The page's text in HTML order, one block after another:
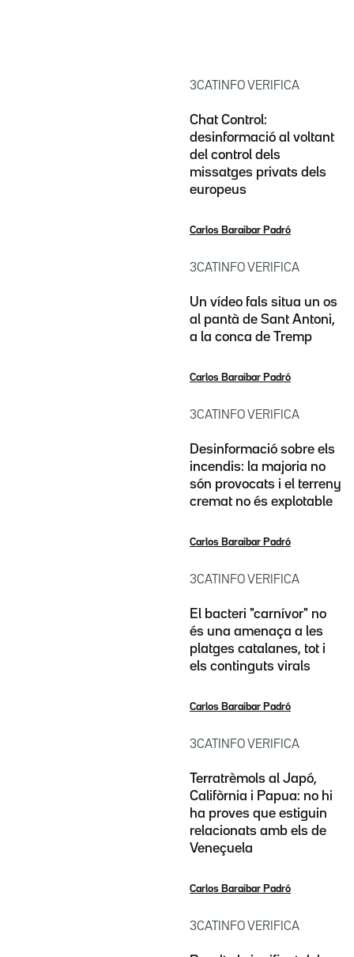
3CATINFO VERIFICA
Chat Control:
desinformació al voltant
del control dels
missatges privats dels
europeus
Carlos Baraibar Padró
3CATINFO VERIFICA
Un vídeo fals situa un os
al pantà de Sant Antoni,
a la conca de Tremp
Carlos Baraibar Padró
3CATINFO VERIFICA
Desinformació sobre els
incendis: la majoria no
són provocats i el terreny
cremat no és explotable
Carlos Baraibar Padró
3CATINFO VERIFICA
El bacteri "carnívor" no
és una amenaça a les
platges catalanes, tot i
els continguts virals
Carlos Baraibar Padró
3CATINFO VERIFICA
Terratrèmols al Japó,
Califòrnia i Papua: no hi
ha proves que estiguin
relacionats amb els de
Veneçuela
Carlos Baraibar Padró
3CATINFO VERIFICA